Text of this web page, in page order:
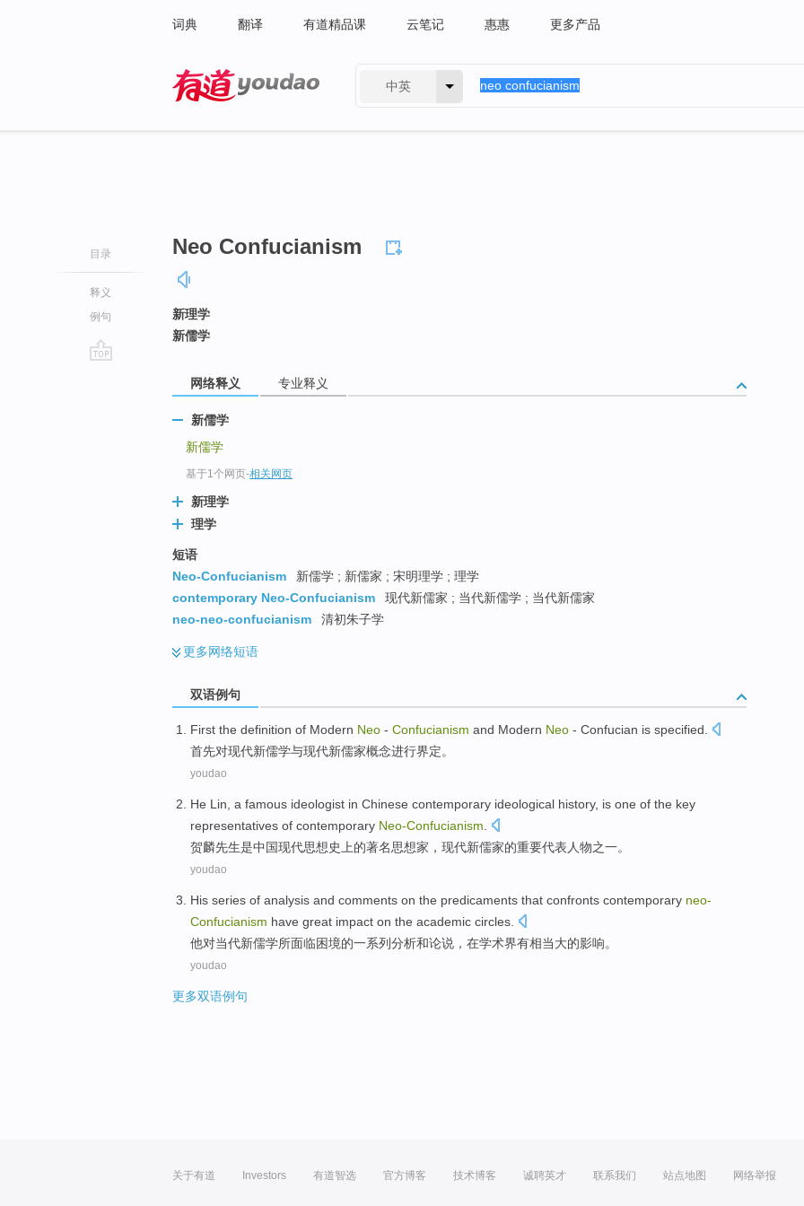
词典 翻译 有道精品课 云笔记 惠惠 更多产品
中英
目录
释义
例句
Neo Confucianism
新理学
新儒学
网络释义 专业释义
新儒学
新儒学
基于1个网页-相关网页
新理学
理学
短语
Neo-Confucianism
新儒学 ; 新儒家 ; 宋明理学 ; 理学
contemporary Neo-Confucianism
现代新儒家 ; 当代新儒学 ; 当代新儒家
neo-neo-confucianism
清初朱子学
更多网络短语
双语例句
First the definition of Modern Neo - Confucianism and Modern Neo - Confucian is specified.
首先对现代新儒学与现代新儒家概念进行界定。
youdao
He Lin, a famous ideologist in Chinese contemporary ideological history, is one of the key
representatives of contemporary Neo-Confucianism
贺麟先生是中国现代思想史 上的著名思想家，现代新儒家的重要代表人物之一。
youdao
His series of analysis and comments on the predicaments that confronts contemporary neo-
Confucianism have great impact on the academic circles
他对当代新儒学所面临困境的一系列分析和论说， 在学术界有相当大的影响。
youdao
更多双语例句
关于有道 Investors 有道智选 官方博客 技术博客 诚聘英才 联系我们 站点地图 网络举报